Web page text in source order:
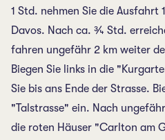
1 Std. nehmen Sie die
Davos. Nach ca. ¾ Std.
fahren ungefähr 2 km weiter
Biegen Sie links in die
Sie bis ans Ende der Strasse.
"Talstrasse" ein. Nach
die roten Häuser "Carlton am